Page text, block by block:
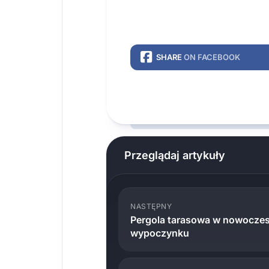
SHARE ON FACEBOOK
Przeglądaj artykuły
NASTĘPNY
Pergola tarasowa w
wypoczynku